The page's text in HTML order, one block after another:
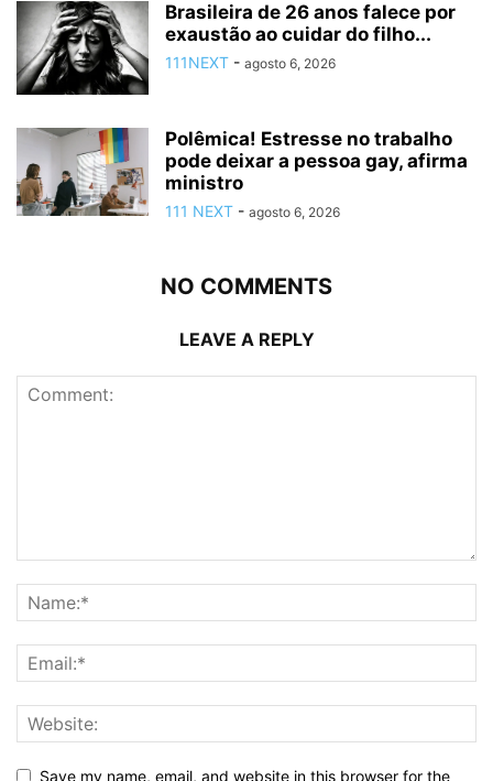
Brasileira de 26 anos falece por
exaustão ao cuidar do filho...
111NEXT - agosto 6, 2026
Polêmica! Estresse no trabalho
pode deixar a pessoa gay, afirma
ministro
111 NEXT - agosto 6, 2026
NO COMMENTS
LEAVE A REPLY
Save my name, email, and website in this browser for the